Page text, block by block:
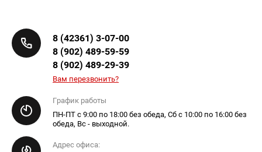
8 (42361) 3-07-00
8 (902) 489-59-59
8 (902) 489-29-39
Вам перезвонить?
График работы
ПН-ПТ с 9:00 по 18:00 без обеда, Сб с 10:00 по 16:00 без
обеда, Вс - выходной.
Адрес офиса: